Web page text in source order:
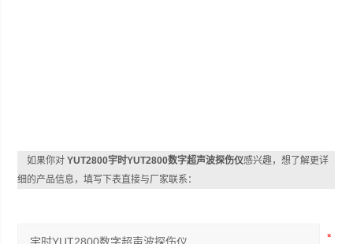
如果你对YUT2800宇时YUT2800数字超声波探伤仪感兴趣，想了解更详
细的产品信息，填写下表直接与厂家联系：